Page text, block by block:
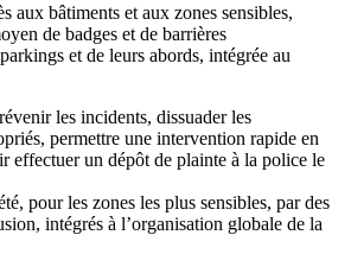
aux bâtiments et aux zones sensibles,
de badges et de barrières
et de leurs abords, intégrée au
les incidents, dissuader les
permettre une intervention rapide en
effectuer un dépôt de plainte à la police le
pour les zones les plus sensibles, par des
intégrés à l’organisation globale de la